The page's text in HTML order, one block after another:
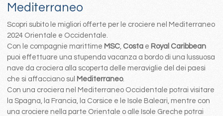
Mediterraneo
Scopri subito le migliori offerte per le crociere nel Mediterraneo
2024 Orientale e Occidentale.
Con le compagnie marittime MSC, Costa e Royal Caribbean
puoi effettuare una stupenda vacanza a bordo di una lussuosa
nave da crociera alla scoperta delle meraviglie del dei paesi
che si affacciano sul Mediterraneo.
Con una crociera nel Mediterraneo Occidentale potrai visitare
la Spagna, la Francia, la Corsice e le Isole Baleari, mentre con
una crociere nella parte Orientale o alle Isole Greche potrai